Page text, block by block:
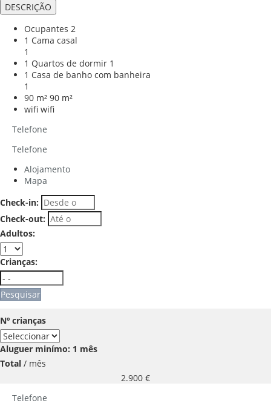
DESCRIÇÃO
Ocupantes 2
1 Cama casal
1
1 Quartos de dormir 1
1 Casa de banho com banheira
1
90 m² 90 m²
wifi wifi
Telefone
Telefone
Alojamento
Mapa
Check-in:
Check-out:
Adultos:
Crianças:
Pesquisar
Nº crianças
Aluguer minímo: 1 mês
Total / mês
2.900 €
Telefone